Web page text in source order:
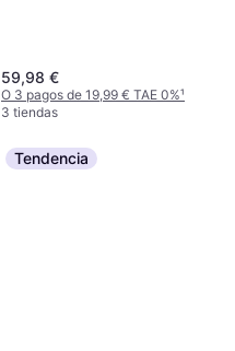
59,98 €
O 3 pagos de 19,99 € TAE 0%¹
3 tiendas
Tendencia